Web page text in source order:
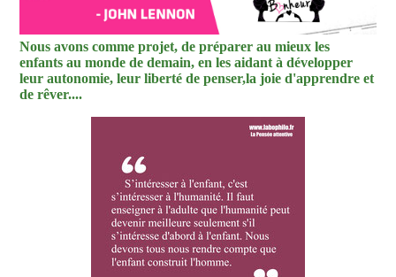
Nous avons comme projet, de préparer au mieux les
enfants au monde de demain, en les aidant à développer
leur autonomie, leur liberté de penser,la joie d'apprendre et
de rêver....